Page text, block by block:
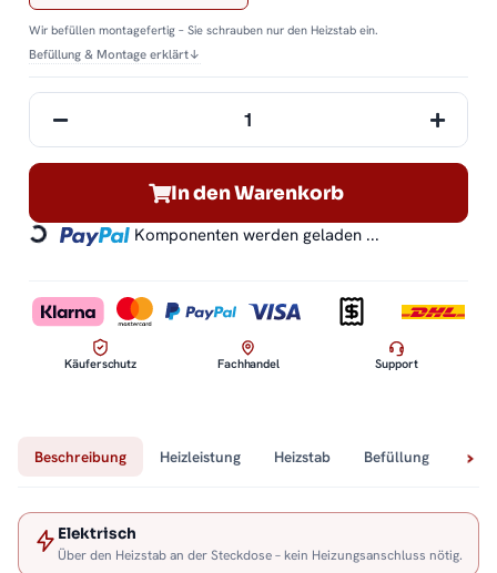
Wir befüllen montagefertig – Sie schrauben nur den Heizstab ein.
Befüllung & Montage erklärt↓
In den Warenkorb
Loading... Komponenten werden geladen ...
Käuferschutz Fachhandel Support
Beschreibung Heizleistung Heizstab Befüllung
Elektrisch
Über den Heizstab an der Steckdose – kein Heizungsanschluss nötig.